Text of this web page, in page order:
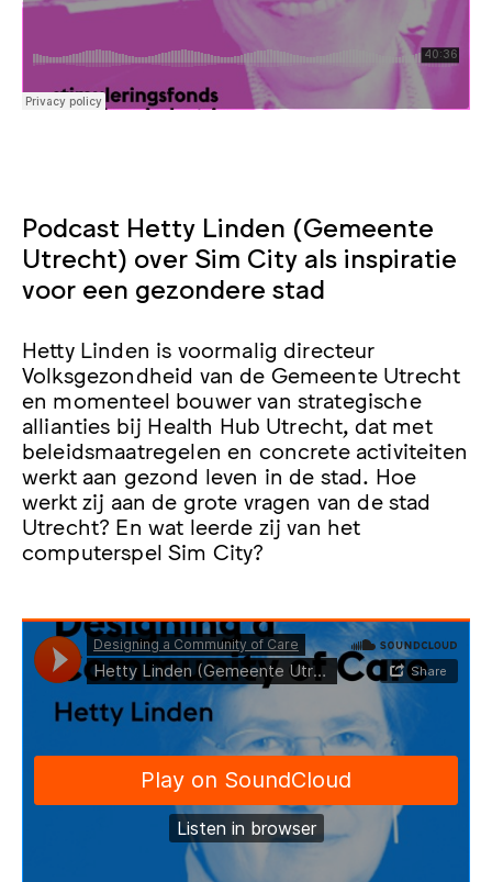
Podcast Hetty Linden (Gemeente
Utrecht) over Sim City als inspiratie
voor een gezondere stad
Hetty Linden is voormalig directeur
Volksgezondheid van de Gemeente Utrecht
en momenteel bouwer van strategische
allianties bij Health Hub Utrecht, dat met
beleidsmaatregelen en concrete activiteiten
werkt aan gezond leven in de stad. Hoe
werkt zij aan de grote vragen van de stad
Utrecht? En wat leerde zij van het
computerspel Sim City?